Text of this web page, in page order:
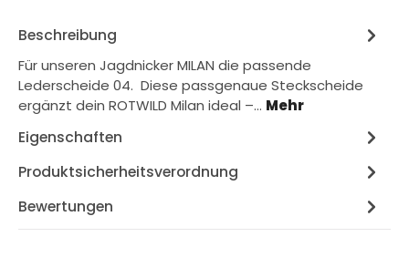
Beschreibung
Für unseren Jagdnicker MILAN die passende
Lederscheide 04. Diese passgenaue Steckscheide
ergänzt dein ROTWILD Milan ideal –… Mehr
Eigenschaften
Produktsicherheitsverordnung
Bewertungen